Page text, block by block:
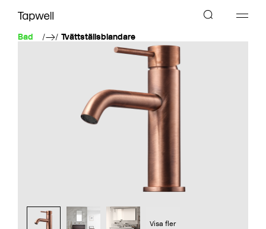
Bad Tvättställsblandare
Visa fler